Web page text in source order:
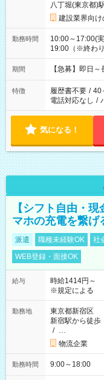
八丁堀(東京都)
建設業界向
勤務時間
10:00～17:00(
19:00（※終わ
期間 【急募】即日
特徴 履歴書不要 / 40
電話対応なし /
気になる！
【シフト自由・
マホの充電を繋げ
派遣 職種未経験OK 社
WEB登録・面接OK
給与
時給1414円～
※規定による
勤務地
東京都新宿区
新宿駅から徒歩
/ …
物流企業
勤務時間 9:00～18:00